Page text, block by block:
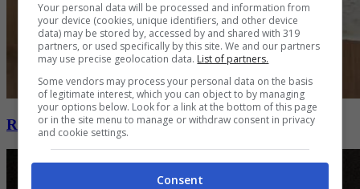
Rotolo di pane ricco
Your personal data will be processed and information from
your device (cookies, unique identifiers, and other device
data) may be stored by, accessed by and shared with 319
partners, or used specifically by this site. We and our partners
may use precise geolocation data. List of partners.
Some vendors may process your personal data on the basis
of legitimate interest, which you can object to by managing
your options below. Look for a link at the bottom of this page
or in the site menu to manage or withdraw consent in privacy
and cookie settings.
Consent